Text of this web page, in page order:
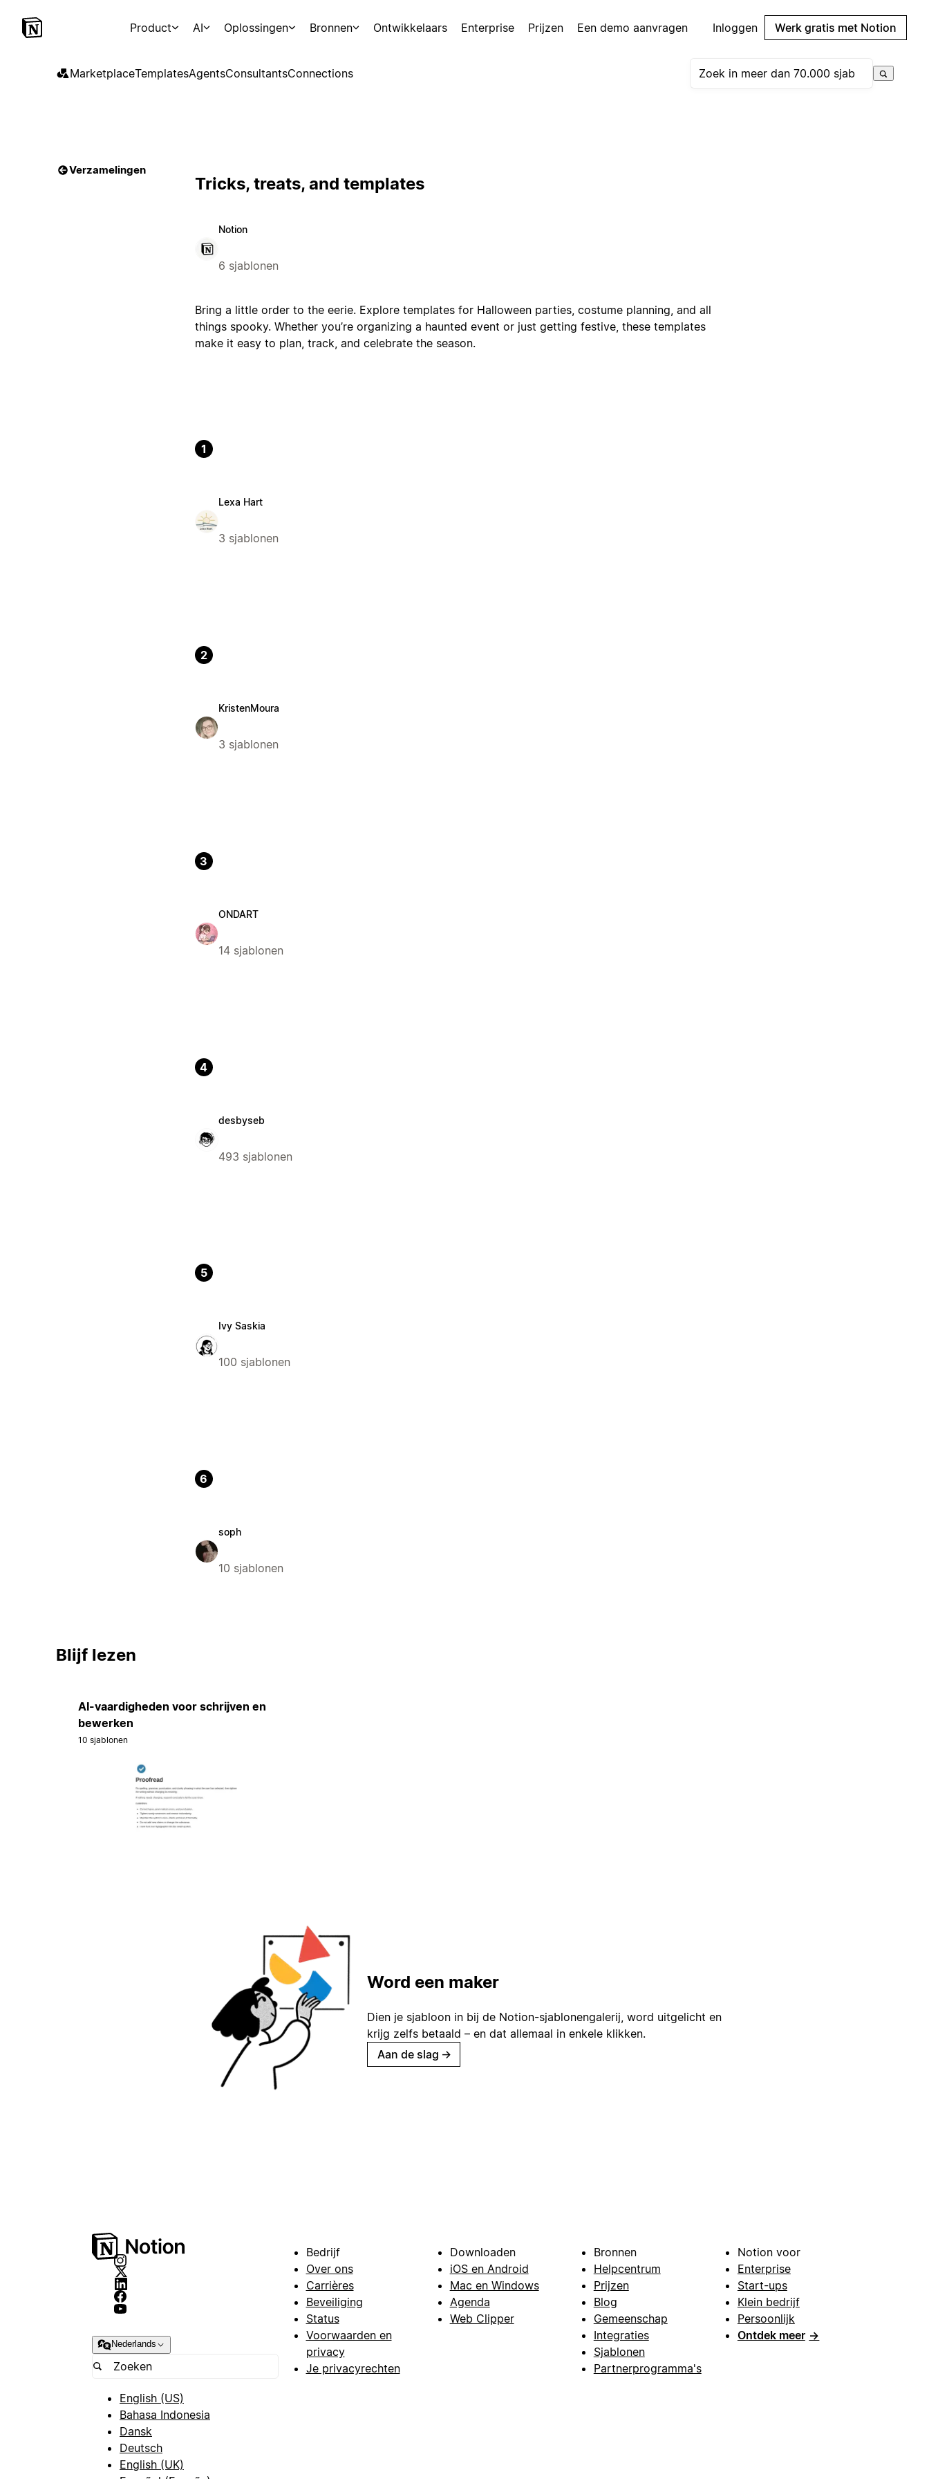
Product AI Oplossingen Bronnen Ontwikkelaars Enterprise Prijzen Een demo aanvragen Inloggen Werk gratis met Notion
MarketplaceTemplatesAgentsConsultantsConnections
Verzamelingen
Tricks, treats, and templates
Notion
6 sjablonen
Bring a little order to the eerie. Explore templates for Halloween parties, costume planning, and all
things spooky. Whether you’re organizing a haunted event or just getting festive, these templates
make it easy to plan, track, and celebrate the season.
1
Lexa Hart
3 sjablonen
2
KristenMoura
3 sjablonen
3
ONDART
14 sjablonen
4
desbyseb
493 sjablonen
5
Ivy Saskia
100 sjablonen
6
soph
10 sjablonen
Blijf lezen
AI-vaardigheden voor schrijven en
bewerken
10 sjablonen
Word een maker
Dien je sjabloon in bij de Notion-sjablonengalerij, word uitgelicht en
krijg zelfs betaald – en dat allemaal in enkele klikken.
Aan de slag →
Nederlands
English (US)
Bahasa Indonesia
Dansk
Deutsch
English (UK)
Bedrijf
Over ons
Carrières
Beveiliging
Status
Voorwaarden en
privacy
Je privacyrechten
Downloaden
iOS en Android
Mac en Windows
Agenda
Web Clipper
Bronnen
Helpcentrum
Prijzen
Blog
Gemeenschap
Integraties
Sjablonen
Partnerprogramma's
Notion voor
Enterprise
Start-ups
Klein bedrijf
Persoonlijk
Ontdek meer →